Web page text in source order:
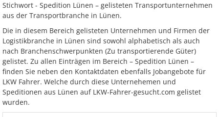
Stichwort - Spedition Lünen – gelisteten Transportunternehmen
aus der Transportbranche in Lünen.
Die in diesem Bereich gelisteten Unternehmen und Firmen der
Logistikbranche in Lünen sind sowohl alphabetisch als auch
nach Branchenschwerpunkten (Zu transportierende Güter)
gelistet. Zu allen Einträgen im Bereich – Spedition Lünen –
finden Sie neben den Kontaktdaten ebenfalls Jobangebote für
LKW Fahrer. Welche durch diese Unternehemen und
Speditionen aus Lünen auf LKW-Fahrer-gesucht.com gelistet
wurden.